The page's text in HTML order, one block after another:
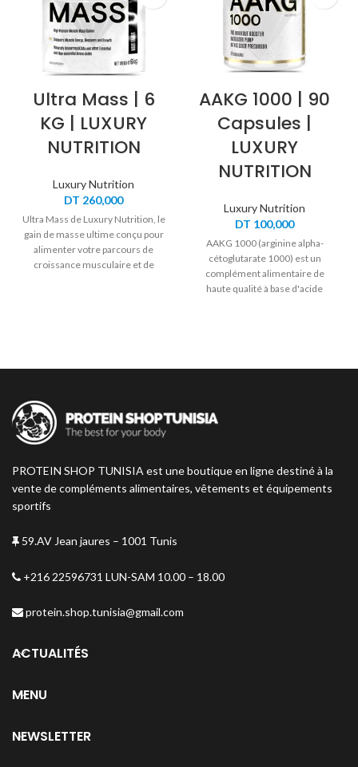
Ultra Mass | 6
KG | LUXURY
NUTRITION
Luxury Nutrition
DT 260,000
Ultra Mass de Luxury Nutrition, le
gain de masse ultime conçu pour
alimenter votre parcours de
croissance musculaire et de
AAKG 1000 | 90
Capsules |
LUXURY
NUTRITION
Luxury Nutrition
DT 100,000
AAKG 1000 (arginine alpha-
cétoglutarate 1000) est un
complément alimentaire de
haute qualité à base d'acide
PROTEIN SHOP TUNISIA est une boutique en ligne destiné à la
vente de compléments alimentaires, vêtements et équipements
sportifs
59.AV Jean jaures – 1001 Tunis
+216 22596731 LUN-SAM 10.00 – 18.00
protein.shop.tunisia@gmail.com
ACTUALITÉS
MENU
NEWSLETTER